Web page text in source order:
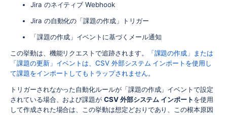
Jira のネイティブ Webhook
Jira の自動化の「課題の作成」トリガー
「課題の作成」イベントに基づくメール通知
この挙動は、機能リクエストで追跡されます。
「課題の作成」または
「課題の更新」イベントは、CSV 外部システム インポートを使用し
て課題をインポートしてもトラップされません。
トリガーされなかった自動化ルールが「課題の作成」イベントで設定
されている場合、および課題が CSV 外部システム インポートを使用
して作成された場合は、この挙動は想定どおりであり、この根本原因